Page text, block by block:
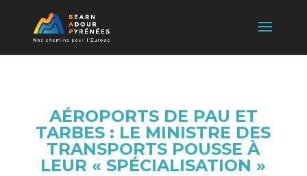
AÉROPORTS DE PAU ET
TARBES : LE MINISTRE DES
TRANSPORTS POUSSE À
LEUR « SPÉCIALISATION »